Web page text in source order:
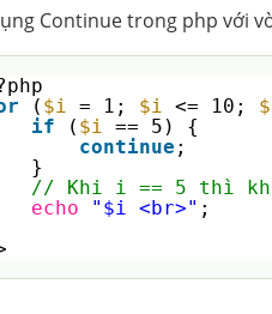
Continue trong php với
( $i = 1; $i <= 10;
if
( $i
== 5) {
continue ;
}
// Khi i == 5 thì
echo
"$i <br>" ;